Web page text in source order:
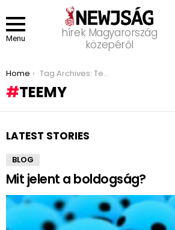
Menu
hírek Magyarország
közepéről
You are here:
Home Tag Archives: Teemy
TEEMY
LATEST STORIES
BLOG
Mit jelent a boldogság?